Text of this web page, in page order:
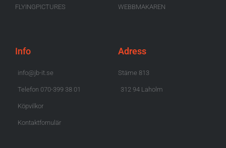
FLYINGPICTURES WEBBMAKAREN
Info
info@jb-it.se
Telefon 070-399 38 01
Köpvilkor
Kontaktfornulär
Adress
Stäme 813
312 94 Laholm